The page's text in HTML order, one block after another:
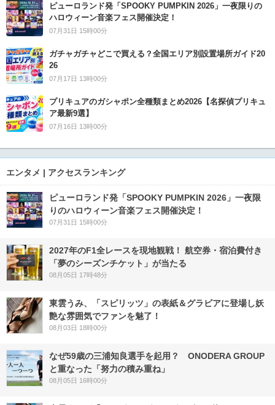
ピューロランド発「SPOOKY PUMPKIN 2026」一夜限りの
ハロウィーン音楽フェス開催決定！
07月31日 15時00分
ガチャガチャどこで買える？全国エリア別設置場所ガイド20
26
07月17日 13時00分
プリキュアのガシャポン全種類まとめ2026【名探偵プリキュ
ア最新9選】
07月16日 13時00分
エンタメ | アクセスランキング
ピューロランド発「SPOOKY PUMPKIN 2026」一夜限
りのハロウィーン音楽フェス開催決定！
07月31日 15時00分
2027年のF1全レースを現地観戦！ 航空券・宿泊費付き
「夢のシーズンチケット」が当たる
08月05日 17時48分
東雲うみ、「スピリッツ」の表紙＆グラビアに登場し妖
艶な雰囲気でファンを魅了！
08月03日 18時00分
なぜ59歳の三浦知良選手を起用？ ONODERA GROUP
と重なった「努力の積み重ね」
08月05日 16時00分